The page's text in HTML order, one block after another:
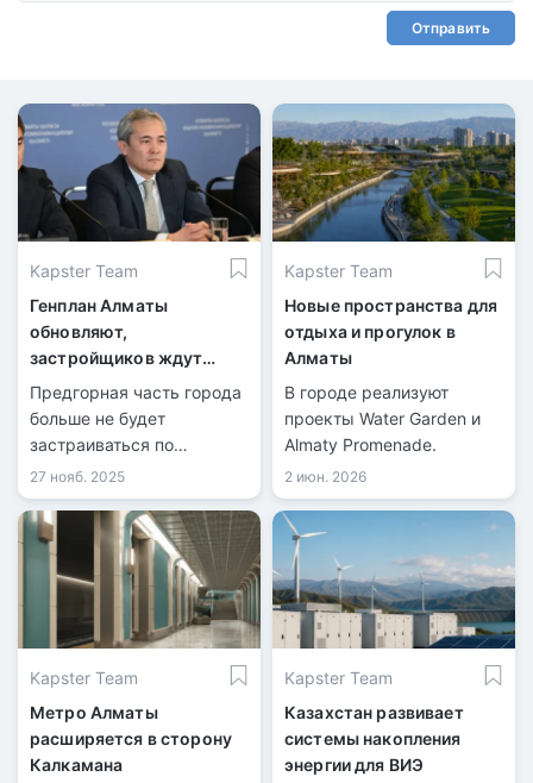
Отправить
Kapster Team
Генплан Алматы
обновляют,
застройщиков ждут
новые ограничения
Предгорная часть города
больше не будет
застраиваться по
прежним нормам.
27 нояб. 2025
Kapster Team
Новые пространства для
отдыха и прогулок в
Алматы
В городе реализуют
проекты Water Garden и
Almaty Promenade.
2 июн. 2026
Kapster Team
Метро Алматы
расширяется в сторону
Калкамана
Kapster Team
Казахстан развивает
системы накопления
энергии для ВИЭ